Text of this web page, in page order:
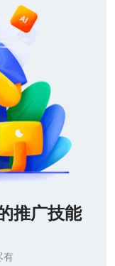
推广技能
有